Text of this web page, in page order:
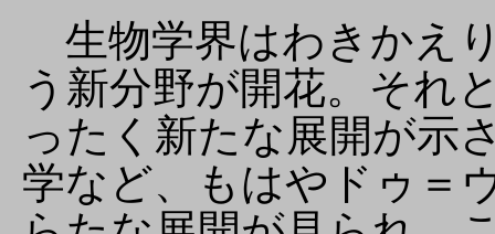
生物学界はわきかえ
う新分野が開花。それ
ったく新たな展開が示
学など、もはやドゥ＝